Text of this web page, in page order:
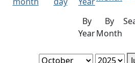
By
Year
By
Month